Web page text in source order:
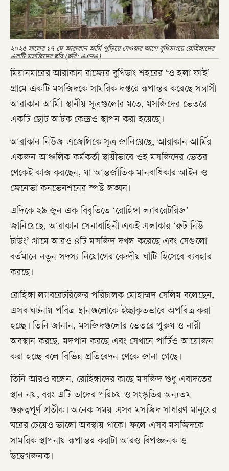
২০২৫ সালের ১৭ মে আরাকান আর্মি পুড়িয়ে দেওয়ার আগে বুথিডাংয়ে রোহিঙ্গাদের
একটি মসজিদের ছবি (ছবি: এএনএ)
মিয়ানমারের আরাকান রাজ্যের বুথিডাং শহরের ‘ও হলা ফাই’
গ্রামে একটি মসজিদকে সামরিক দপ্তরে রূপান্তর করেছে সন্ত্রাসী
আরাকান আর্মি। স্থানীয় সূত্রগুলোর মতে, মসজিদের ভেতরে
একটি ছোট আটক কেন্দ্রও স্থাপন করা হয়েছে।
আরাকান নিউজ এজেন্সিকে সূত্র জানিয়েছে, আরাকান আর্মির
একজন আঞ্চলিক কর্মকর্তা স্থায়ীভাবে ওই মসজিদের ভেতর
থেকেই কাজ করছেন, যা আন্তর্জাতিক মানবাধিকার আইন ও
জেনেভা কনভেনশনের স্পষ্ট লঙ্ঘন।
এদিকে ২৯ জুন এক বিবৃতিতে ‘রোহিঙ্গা ল্যাবরেটরিজ’
জানিয়েছে, আরাকান সেনাবাহিনী একই এলাকার ‘রুট নিউ
টাউং’ গ্রামে আরও ৪টি মসজিদ দখল করেছে এবং সেগুলো
বর্তমানে নতুন সদস্য নিয়োগের কেন্দ্রীয় ঘাঁটি হিসেবে ব্যবহার
করছে।
রোহিঙ্গা ল্যাবরেটরিজের পরিচালক মোহাম্মদ সেলিম বলেছেন,
এসব ঘটনায় পবিত্র স্থানগুলোকে ইচ্ছাকৃতভাবে অপবিত্র করা
হচ্ছে। তিনি জানান, মসজিদগুলোর ভেতরে পুরুষ ও নারী
অবস্থান করছে, মদপান করছে এবং সেখানে পার্টিও আয়োজন
করা হচ্ছে বলে বিভিন্ন প্রতিবেদন থেকে জানা গেছে।
তিনি আরও বলেন, রোহিঙ্গাদের কাছে মসজিদ শুধু এবাদতের
স্থান নয়, বরং এটি তাদের পরিচয় ও সংস্কৃতির অন্যতম
গুরুত্বপূর্ণ প্রতীক। অনেক সময় এসব মসজিদ সাধারণ মানুষের
ঘরের চেয়েও ভালো অবস্থায় থাকে। ফলে এসব মসজিদকে
সামরিক স্থাপনায় রূপান্তর করাটা আরও বিপজ্জনক ও
উদ্বেগজনক।